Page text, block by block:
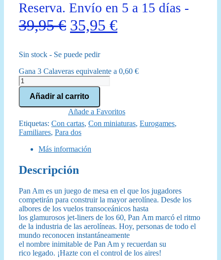
Reserva. Envío en 5 a 15 días -
39,95€ El
original
era:
39,95 €.
35,95 €El
es:
Sin stock - Se puede pedir
Gana 3 Calaveras equivalente a 0,60 €
Panam
cantidad
Añadir al carrito
Añade a Favoritos
Etiquetas: Con cartas, Con miniaturas, Eurogames,
Familiares, Para dos
Más información
Descripción
Pan Am es un juego de mesa en el que los jugadores
competirán para construir la mayor aerolínea. Desde los
albores de los vuelos transoceánicos hasta
los glamurosos jet-liners de los 60, Pan Am marcó el ritmo
de la industria de las aerolíneas. Hoy, personas de todo el
mundo reconocen instantáneamente
el nombre inimitable de Pan Am y recuerdan su
rico legado. ¡Hazte con el control de los aires!